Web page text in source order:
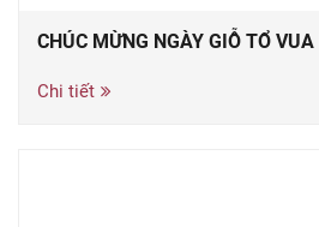
CHÚC MỪNG NGÀY GIỖ TỔ
Chi tiết